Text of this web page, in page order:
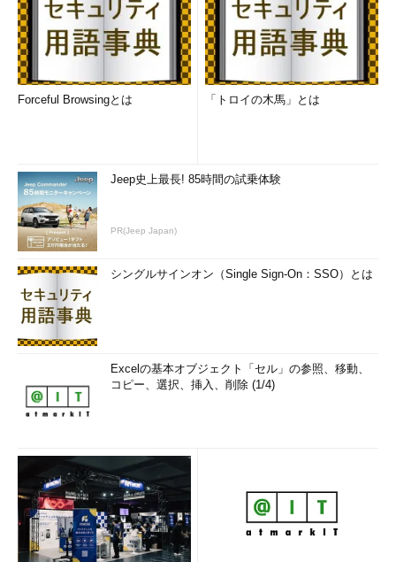
Forceful Browsingとは 「トロイの木馬」とは
Jeep史上最長! 85時間の試乗体験
PR(Jeep Japan)
シングルサインオン（Single Sign-On：SSO）とは
Excelの基本オブジェクト「セル」の参照、移動、
コピー、選択、挿入、削除 (1/4)